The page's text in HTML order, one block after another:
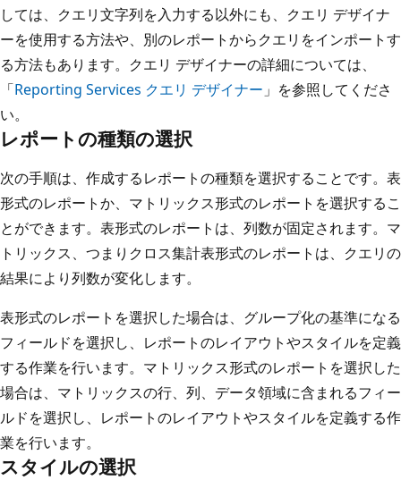
しては、クエリ文字列を入力する以外にも、クエリ デザイナ
ーを使用する方法や、別のレポートからクエリをインポートす
る方法もあります。クエリ デザイナーの詳細については、
「Reporting Services クエリ デザイナー 」を参照してくださ
い。
レポートの種類の選択
次の手順は、作成するレポートの種類を選択することです。表
形式のレポートか、マトリックス形式のレポートを選択するこ
とができます。表形式のレポートは、列数が固定されます。マ
トリックス、つまりクロス集計表形式のレポートは、クエリの
結果により列数が変化します。
表形式のレポートを選択した場合は、グループ化の基準になる
フィールドを選択し、レポートのレイアウトやスタイルを定義
する作業を行います。マトリックス形式のレポートを選択した
場合は、マトリックスの行、列、データ領域に含まれるフィー
ルドを選択し、レポートのレイアウトやスタイルを定義する作
業を行います。
スタイルの選択